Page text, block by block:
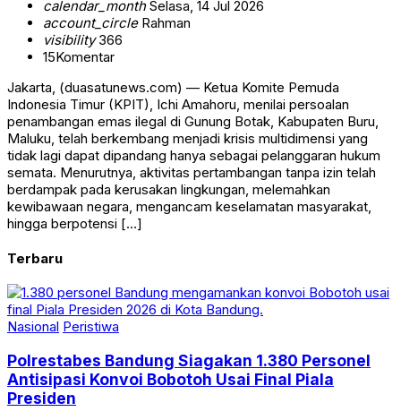
calendar_monthSelasa, 14 Jul 2026
account_circleRahman
visibility366
15Komentar
Jakarta, (duasatunews.com) — Ketua Komite Pemuda
Indonesia Timur (KPIT), Ichi Amahoru, menilai persoalan
penambangan emas ilegal di Gunung Botak, Kabupaten Buru,
Maluku, telah berkembang menjadi krisis multidimensi yang
tidak lagi dapat dipandang hanya sebagai pelanggaran hukum
semata. Menurutnya, aktivitas pertambangan tanpa izin telah
berdampak pada kerusakan lingkungan, melemahkan
kewibawaan negara, mengancam keselamatan masyarakat,
hingga berpotensi […]
Terbaru
Nasional Peristiwa
Polrestabes Bandung Siagakan 1.380 Personel
Antisipasi Konvoi Bobotoh Usai Final Piala
Presiden